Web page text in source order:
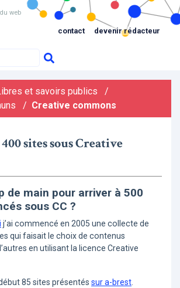
web
contact devenir rédacteur
et savoirs publics
/
/ Creative commons
sites sous Creative
de main pour arriver à 500
sous CC ?
j’ai commencé en 2005 une collecte de
qui faisait le choix de contenus
en utilisant la licence Creative
85 sites présentés sur a-brest.